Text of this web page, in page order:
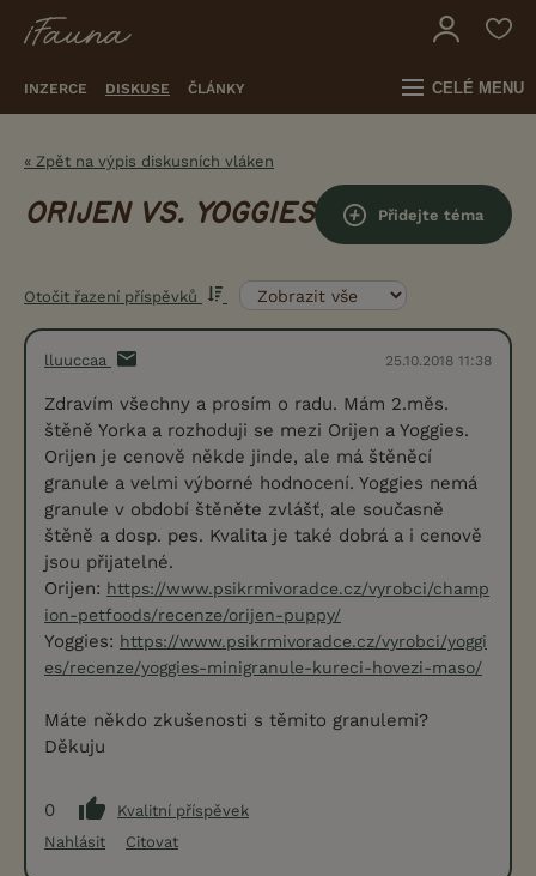
INZERCE DISKUSE ČLÁNKY CELÉ MENU
« Zpět na výpis diskusních vláken
ORIJEN VS. YOGGIES Přidejte téma
Otočit řazení příspěvků
lluuccaa 25.10.2018 11:38
Zdravím všechny a prosím o radu. Mám 2.měs.
štěně Yorka a rozhoduji se mezi Orijen a Yoggies.
Orijen je cenově někde jinde, ale má štěněcí
granule a velmi výborné hodnocení. Yoggies nemá
granule v období štěněte zvlášť, ale současně
štěně a dosp. pes. Kvalita je také dobrá a i cenově
jsou přijatelné.
Orijen: https://www.psikrmivoradce.cz/vyrobci/champ
ion-petfoods/recenze/orijen-puppy/
Yoggies: https://www.psikrmivoradce.cz/vyrobci/yoggi
es/recenze/yoggies-minigranule-kureci-hovezi-maso/
Máte někdo zkušenosti s těmito granulemi?
Děkuju
0
Kvalitní příspěvek
Nahlásit
Citovat